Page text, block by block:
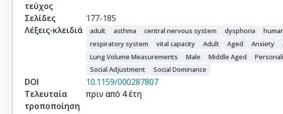
τεύχος
Σελίδες
177-185
Λέξεις-κλειδιά
adult asthma central nervous system dysphoria
respiratory system
vital capacity Adult Aged Anxiety
Lung Volume Measurements
Male Middle Aged
Social Adjustment
Social Dominance
DOI
10.1159/000287807
Τελευταία
τροποποίηση
πριν από 4 έτη